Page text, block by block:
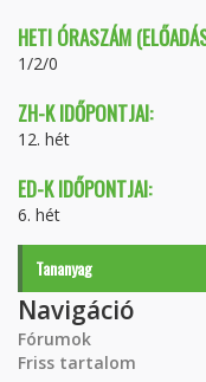
HETI ÓRASZÁM
1/2/0
ZH-K IDŐPONTJAI:
12. hét
ED-K IDŐPONTJAI:
6. hét
Tananyag
Navigáció
Fórumok
Friss tartalom